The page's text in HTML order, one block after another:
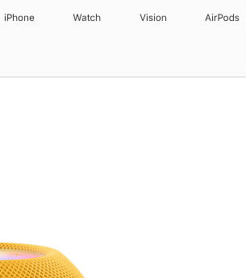
iPhone Watch Vision AirPods